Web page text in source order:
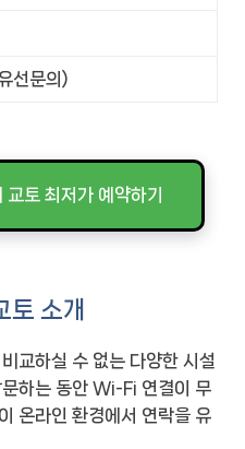
선문의)
토 최저가 예약하기
토 소개
교하실 수 없는 다양한 시설
하는 동안 Wi-Fi 연결이 무
온라인 환경에서 연락을 유